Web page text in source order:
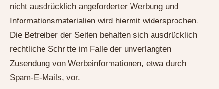
nicht ausdrücklich angeforderter Werbung und
Informationsmaterialien wird hiermit widersprochen.
Die Betreiber der Seiten behalten sich ausdrücklich
rechtliche Schritte im Falle der unverlangten
Zusendung von Werbeinformationen, etwa durch
Spam-E-Mails, vor.